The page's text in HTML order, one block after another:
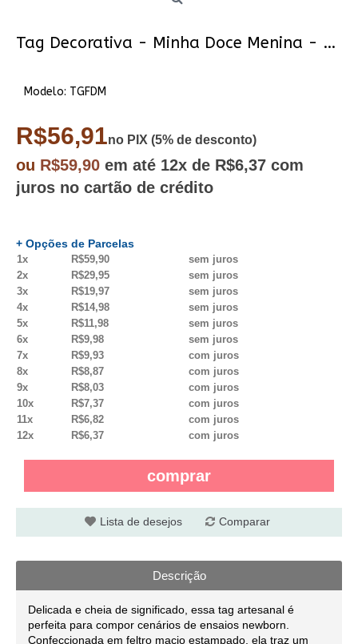
Tag Decorativa - Minha Doce Menina - Off White
Modelo: TGFDM
R$56,91no PIX (5% de desconto)
ou R$59,90 em até 12x de R$6,37 com
juros no cartão de crédito
+ Opções de Parcelas
1x R$59,90
sem juros
2x
R$29,95
sem juros
3x
R$19,97
sem juros
4x
R$14,98
sem juros
5x
R$11,98
sem juros
6x
R$9,98
sem juros
7x
R$9,93
com juros
8x
R$8,87
com juros
9x
R$8,03
com juros
10x
R$7,37
com juros
11x
R$6,82
com juros
12x
R$6,37 com juros
comprar
Lista de desejos Comparar
Descrição
Delicada e cheia de significado, essa tag artesanal é
perfeita para compor cenários de ensaios newborn.
Confeccionada em feltro macio estampado, ela traz um